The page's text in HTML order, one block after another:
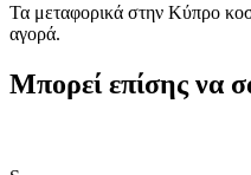
Τα μεταφορικά στην Κύπρο
αγορά.
Μπορεί επίσης να